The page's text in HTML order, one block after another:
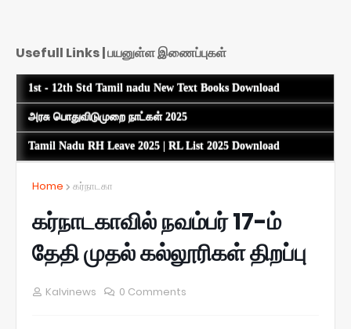
Usefull Links | பயனுள்ள இணைப்புகள்
1st - 12th Std Tamil nadu New Text Books Download
அரசு பொதுவிடுமுறை நாட்கள் 2025
Tamil Nadu RH Leave 2025 | RL List 2025 Download
Home கர்நாடகா
கர்நாடகாவில் நவம்பர் 17-ம்
தேதி முதல் கல்லூரிகள் திறப்பு
Kalvinews 0 Comments